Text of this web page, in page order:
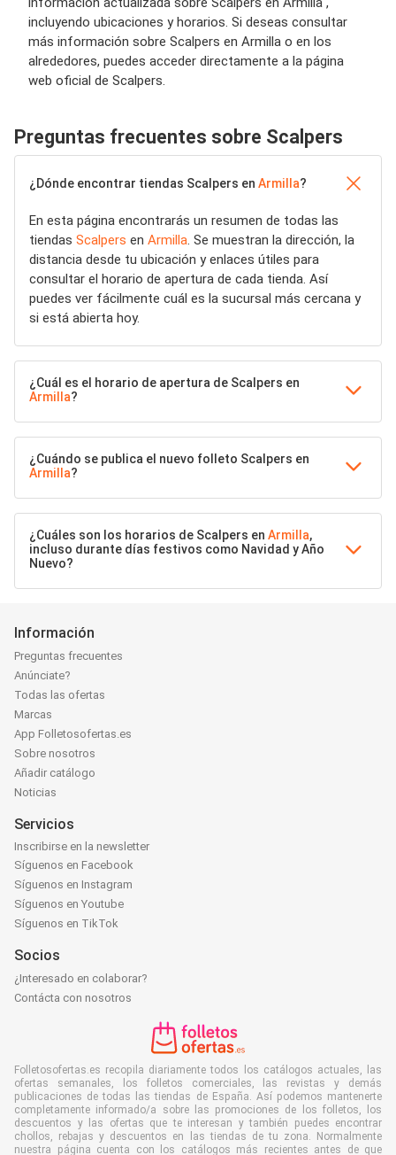
incluyendo ubicaciones y horarios. Si deseas consultar
más información sobre Scalpers en Armilla o en los
alrededores, puedes acceder directamente a la página
web oficial de Scalpers.
Preguntas frecuentes sobre Scalpers
¿Dónde encontrar tiendas Scalpers en Armilla?
En esta página encontrarás un resumen de todas las
tiendas Scalpers en Armilla. Se muestran la dirección, la
distancia desde tu ubicación y enlaces útiles para
consultar el horario de apertura de cada tienda. Así
puedes ver fácilmente cuál es la sucursal más cercana y
si está abierta hoy.
¿Cuál es el horario de apertura de Scalpers en
Armilla?
¿Cuándo se publica el nuevo folleto Scalpers en
Armilla?
¿Cuáles son los horarios de Scalpers en Armilla,
incluso durante días festivos como Navidad y Año
Nuevo?
Información
Preguntas frecuentes
Anúnciate?
Todas las ofertas
Marcas
App Folletosofertas.es
Sobre nosotros
Añadir catálogo
Noticias
Servicios
Inscribirse en la newsletter
Síguenos en Facebook
Síguenos en Instagram
Síguenos en Youtube
Síguenos en TikTok
Socios
¿Interesado en colaborar?
Contácta con nosotros
Folletosofertas.es recopila diariamente todos los catálogos actuales, las
ofertas semanales, los folletos comerciales, las revistas y demás
publicaciones de todas las tiendas de España. Así podemos mantenerte
completamente informado/a sobre las promociones de los folletos, los
descuentos y las ofertas que te interesan y también puedes encontrar
chollos, rebajas y descuentos en las tiendas de tu zona. Normalmente
nuestra página cuenta con los catálogos más recientes antes de que